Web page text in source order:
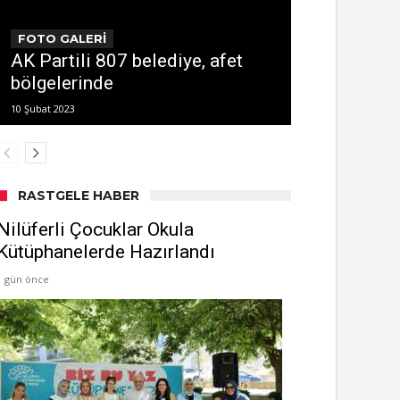
FOTO GALERİ
AK Partili 807 belediye, afet
bölgelerinde
10 Şubat 2023
RASTGELE HABER
Çocuklar Okula
Hazırlandı
gün önce